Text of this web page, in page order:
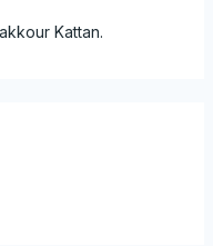
Kattan.